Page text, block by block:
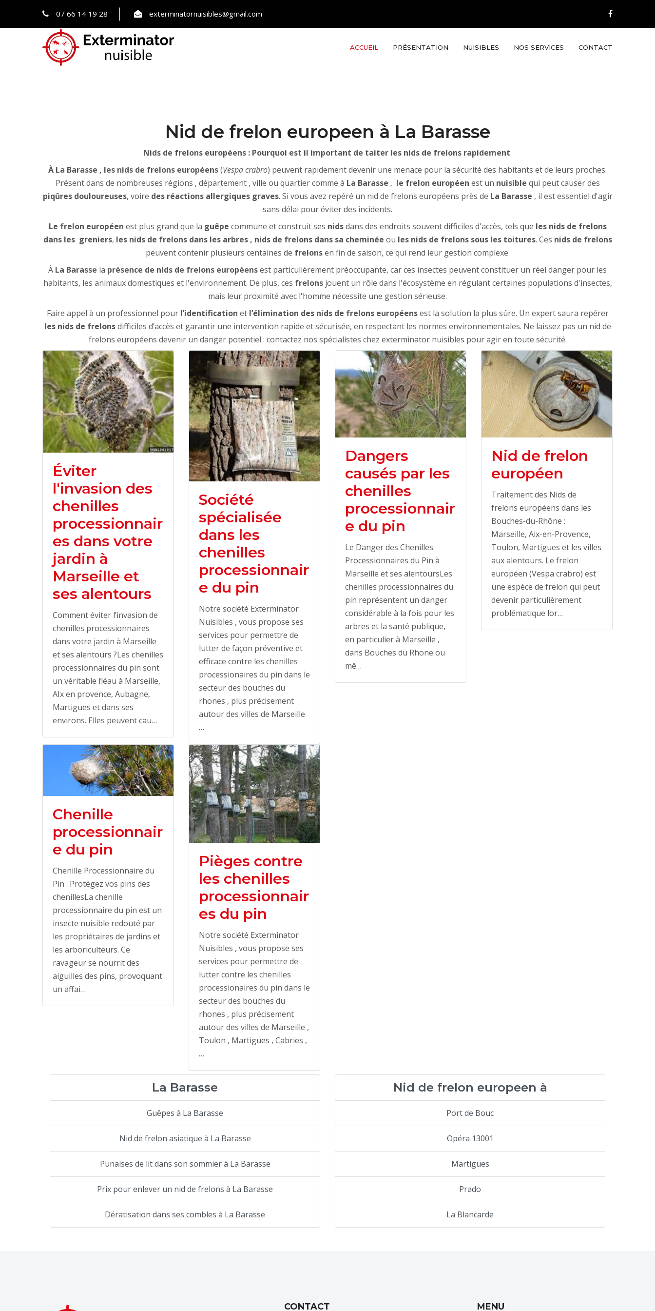
07 66 14 19 28 exterminatornuisibles@gmail.com
ACCUEIL PRÉSENTATION NUISIBLES NOS SERVICES CONTACT
Nid de frelon europeen à La Barasse
Nids de frelons européens : Pourquoi est il important de taiter les nids de frelons rapidement
À La Barasse , les nids de frelons européens(Vespa crabro) peuvent rapidement devenir une menace pour la sécurité des habitants et de leurs proches.
Présent dans de nombreuses régions , département , ville ou quartier comme à La Barasse , le frelon européen est un nuisible qui peut causer des
piqûres douloureuses, voire des réactions allergiques graves. Si vous avez repéré un nid de frelons européens près de La Barasse , il est essentiel d'agir
sans délai pour éviter des incidents.
Le frelon européen est plus grand que la guêpe commune et construit ses nidsdans des endroits souvent difficiles d'accès, tels que les nids de frelons
dans les greniers, les nids de frelons dans les arbres , nids de frelons dans sa cheminée ou les nids de frelons sous les toitures. Ces nids de frelons
peuvent contenir plusieurs centaines de frelonsen fin de saison, ce qui rend leur gestion complexe.
À La Barasse la présence de nids de frelons européensest particulièrement préoccupante, car ces insectes peuvent constituer un réel danger pour les
habitants, les animaux domestiques et l'environnement. De plus, ces frelonsjouent un rôle dans l'écosystème en régulant certaines populations d'insectes,
mais leur proximité avec l'homme nécessite une gestion sérieuse.
Faire appel à un professionnel pour l’identification etl’élimination des nids de frelons européensest la solution la plus sûre. Un expert saura repérer
les nids de frelonsdifficiles d’accès et garantir une intervention rapide et sécurisée, en respectant les normes environnementales. Ne laissez pas un nid de
frelons européens devenir un danger potentiel : contactez nos spécialistes chez exterminator nuisibles pour agir en toute sécurité.
Éviter
l'invasion des
chenilles
processionnair
es dans votre
jardin à
Marseille et
ses alentours
Comment éviter l’invasion de
chenilles processionnaires
dans votre jardin à Marseille
et ses alentours ?Les chenilles
processionnaires du pin sont
un véritable fléau à Marseille,
AIx en provence, Aubagne,
Martigues et dans ses
environs. Elles peuvent cau…
Société
spécialisée
dans les
chenilles
processionnair
e du pin
Notre société Exterminator
Nuisibles , vous propose ses
services pour permettre de
lutter de façon préventive et
efficace contre les chenilles
processionaires du pin dans le
secteur des bouches du
rhones , plus précisement
autour des villes de Marseille
…
Dangers
causés par les
chenilles
processionnair
e du pin
Le Danger des Chenilles
Processionnaires du Pin à
Marseille et ses alentoursLes
chenilles processionnaires du
pin représentent un danger
considérable à la fois pour les
arbres et la santé publique,
en particulier à Marseille ,
dans Bouches du Rhone ou
mê…
Nid de frelon
européen
Traitement des Nids de
frelons européens dans les
Bouches-du-Rhône :
Marseille, Aix-en-Provence,
Toulon, Martigues et les villes
aux alentours. Le frelon
européen (Vespa crabro) est
une espèce de frelon qui peut
devenir particulièrement
problématique lor…
Chenille
processionnair
e du pin
Chenille Processionnaire du
Pin : Protégez vos pins des
chenillesLa chenille
processionnaire du pin est un
insecte nuisible redouté par
les propriétaires de jardins et
les arboriculteurs. Ce
ravageur se nourrit des
aiguilles des pins, provoquant
un affai…
Pièges contre
les chenilles
processionnair
es du pin
Notre société Exterminator
Nuisibles , vous propose ses
services pour permettre de
lutter contre les chenilles
processionaires du pin dans le
secteur des bouches du
rhones , plus précisement
autour des villes de Marseille ,
Toulon , Martigues , Cabries ,
…
La Barasse
Guêpes à La Barasse
Nid de frelon asiatique à La Barasse
Punaises de lit dans son sommier à La Barasse
Prix pour enlever un nid de frelons à La Barasse
Dératisation dans ses combles à La Barasse
Nid de frelon europeen à
Port de Bouc
Opéra 13001
Martigues
Prado
La Blancarde
CONTACT MENU